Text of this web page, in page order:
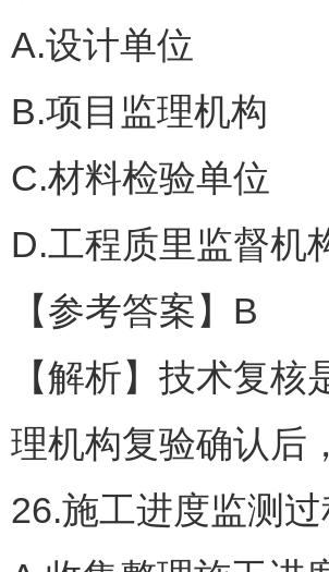
A.设计单位
B.项目监理机构
C.材料检验单位
D.工程质里监督机
【参考答案】B
【解析】技术复
理机构复验确认后
26.施工进度监测